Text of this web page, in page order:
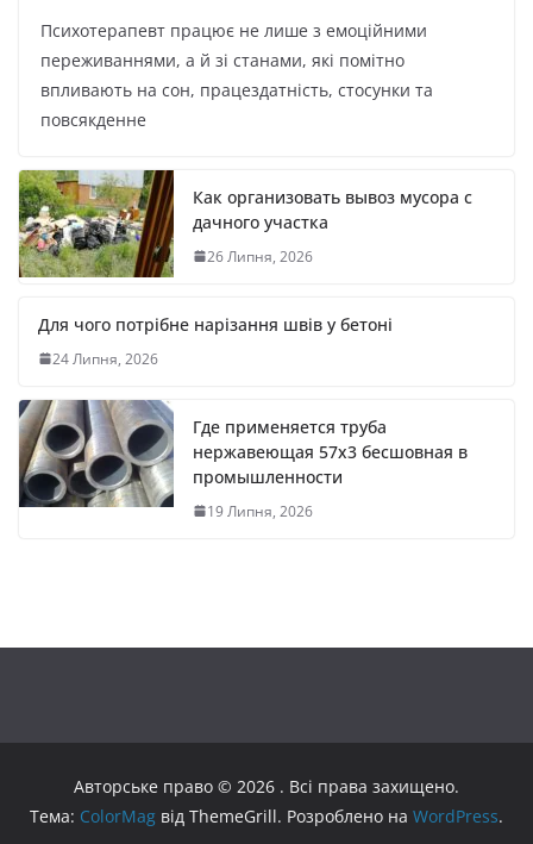
Психотерапевт працює не лише з емоційними
переживаннями, а й зі станами, які помітно
впливають на сон, працездатність, стосунки та
повсякденне
Как организовать вывоз мусора с
дачного участка
26 Липня, 2026
Для чого потрібне нарізання швів у бетоні
24 Липня, 2026
Где применяется труба
нержавеющая 57х3 бесшовная в
промышленности
19 Липня, 2026
Авторське право © 2026 . Всі права захищено.
Тема: ColorMag від ThemeGrill. Розроблено на WordPress.